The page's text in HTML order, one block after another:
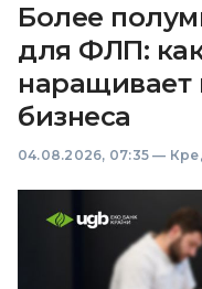
Более
для ФЛП: как
наращивает
бизнеса
04.08.2026, 07:35 —